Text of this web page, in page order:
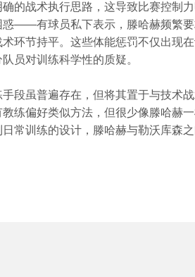
的战术执行思路，这导致比赛控制
惑——有球员私下表示，滕哈赫频繁
环节持平。这些体能惩罚不仅出现
员对训练科学性的质疑。
虽普遍存在，但将其置于与技术战
练偏好类似方法，但很少像滕哈赫
常训练的设计，滕哈赫与勒沃库森